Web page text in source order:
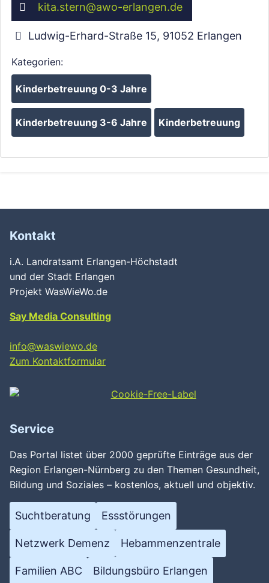
kita.stern@awo-erlangen.de
Ludwig-Erhard-Straße 15, 91052 Erlangen
Kategorien:
Kinderbetreuung 0-3 Jahre
Kinderbetreuung 3-6 Jahre Kinderbetreuung
Kontakt
i.A. Landratsamt Erlangen-Höchstadt
und der Stadt Erlangen
Projekt WasWieWo.de
Say Media Consulting
info@waswiewo.de
Zum Kontaktformular
Service
Das Portal listet über 2000 geprüfte Einträge aus der
Region Erlangen-Nürnberg zu den Themen Gesundheit,
Bildung und Soziales – kostenlos, aktuell und objektiv.
Suchtberatung Essstörungen
Netzwerk Demenz Hebammenzentrale
Familien ABC Bildungsbüro Erlangen